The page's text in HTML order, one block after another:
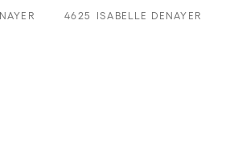
4625 ISABELLE DENAYER